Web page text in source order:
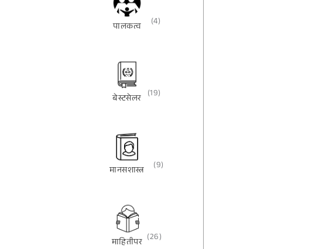
पालकत्व (4)
बेस्टसेलर (19)
मानसशास्त्र (9)
माहितीपर (26)